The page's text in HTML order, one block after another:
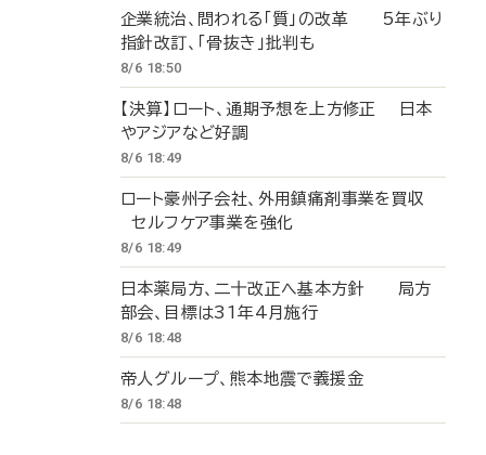
企業統治、問われる「質」の改革 5年ぶり
指針改訂、「骨抜き」批判も
8/6 18:50
【決算】ロート、通期予想を上方修正 日本
やアジアなど好調
8/6 18:49
ロート豪州子会社、外用鎮痛剤事業を買収
セルフケア事業を強化
8/6 18:49
日本薬局方、二十改正へ基本方針 局方
部会、目標は31年4月施行
8/6 18:48
帝人グループ、熊本地震で義援金
8/6 18:48